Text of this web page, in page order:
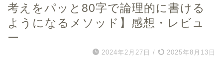
考えをパッと80字で論理的に書ける
ようになるメソッド】感想・レビュ
ー
2024年2月27日 / 2025年8月13日